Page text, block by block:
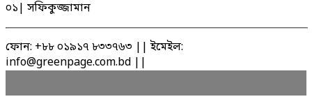
০১| সফিকুজ্জামান
ফোন: +৮৮ ০১৯১৭ ৮৩৩৭৬৩ || ইমেইল:
info@greenpage.com.bd ||